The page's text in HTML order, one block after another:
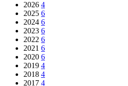
2026 4
2025 6
2024 6
2023 6
2022 6
2021 6
2020 6
2019 4
2018 4
2017 4